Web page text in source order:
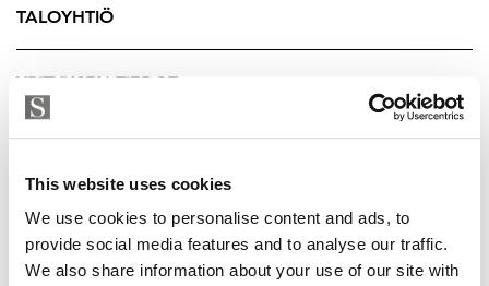
This website uses cookies
We use cookies to personalise content and ads, to
provide social media features and to analyse our traffic.
We also share information about your use of our site with
TALOYHTIÖ
YRITYKSEN TIEDOT